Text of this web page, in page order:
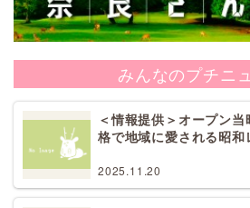
みんなのプチニ
＜情報提供＞オープン
格で地域に愛される昭
2025.11.20